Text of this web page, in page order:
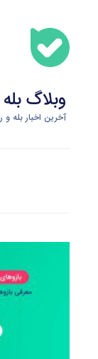
content
وبلاگ بله
آخرین اخبار بله و